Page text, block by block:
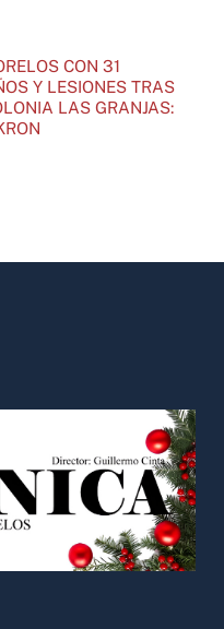
CON 31
Y LESIONES TRAS
LAS GRANJAS: